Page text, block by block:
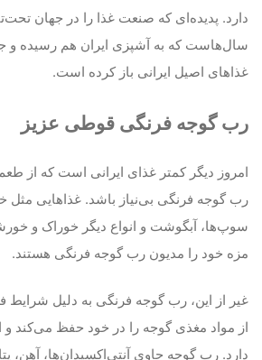
پدیده‌ای که صنعت غذا را در جهان
که به آشپزی ایران هم رسیده و
اصیل ایرانی باز کرده است.
گوجه فرنگی قوطی عزیز
دیگر کمتر غذای ایرانی است که از طعم
گوجه فرنگی بی‌نیاز باشد. غذاهایی مثل
آبگوشت و انواع دیگر خوراک و
خود را مدیون رب گوجه فرنگی هستند.
از این، رب گوجه فرنگی به دلیل شرایط
مواد مغذی گوجه را در خود حفظ می‌کند و
رب گوجه حاوی آنتی‌اکسیدان‌ها، آهن،